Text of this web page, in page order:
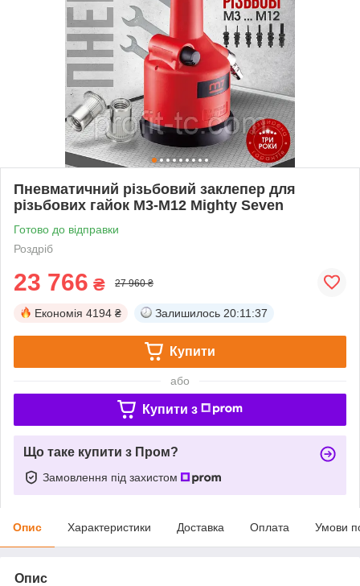
Пневматичний різьбовий заклепер для
різьбових гайок М3-М12 Mighty Seven
Готово до відправки
Роздріб
23 766 ₴ 27 960 ₴
Економія 4194 ₴ Залишилось 20:11:37
Купити
або
Купити з
Що таке купити з Пром?
Замовлення під захистом
Опис Характеристики Доставка Оплата Умови
Опис